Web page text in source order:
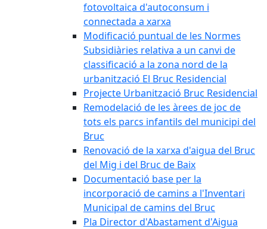
fotovoltaica d'autoconsum i
connectada a xarxa
Modificació puntual de les Normes
Subsidiàries relativa a un canvi de
classificació a la zona nord de la
urbanització El Bruc Residencial
Projecte Urbanització Bruc Residencial
Remodelació de les àrees de joc de
tots els parcs infantils del municipi del
Bruc
Renovació de la xarxa d'aigua del Bruc
del Mig i del Bruc de Baix
Documentació base per la
incorporació de camins a l'Inventari
Municipal de camins del Bruc
Pla Director d'Abastament d'Aigua